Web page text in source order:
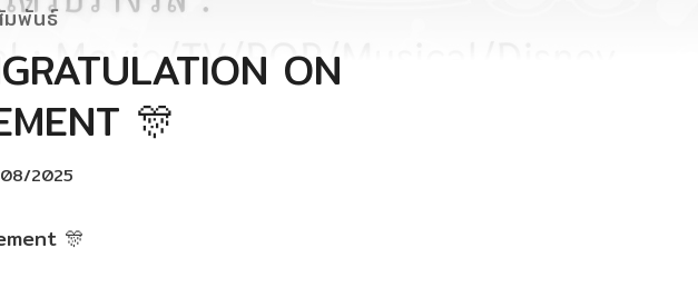
มพันธ์
ON
🎊
2025
🎊